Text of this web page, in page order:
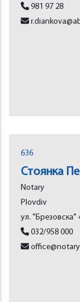
981 97 28
636
Стоянка
Notary
Plovdiv
ул. "Брезовска"
032/958 000